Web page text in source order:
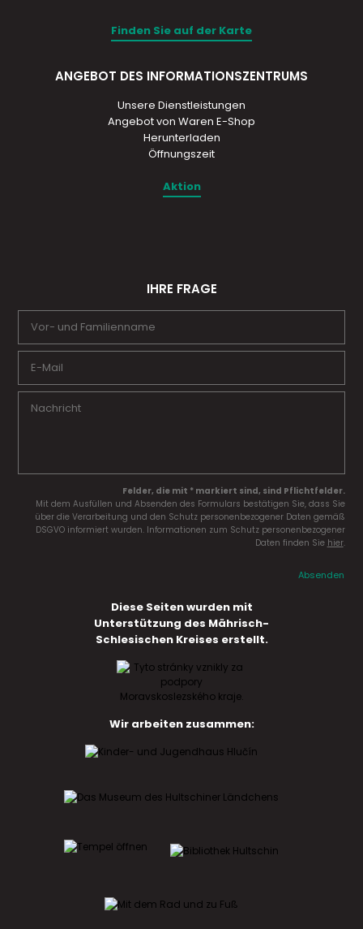
Finden Sie auf der Karte
ANGEBOT DES INFORMATIONSZENTRUMS
Unsere Dienstleistungen
Angebot von Waren E-Shop
Herunterladen
Öffnungszeit
Aktion
IHRE FRAGE
Felder, die mit * markiert sind, sind Pflichtfelder.
Mit dem Ausfüllen und Absenden des Formulars bestätigen Sie, dass Sie
über die Verarbeitung und den Schutz personenbezogener Daten gemäß
DSGVO informiert wurden. Informationen zum Schutz personenbezogener
Daten finden Sie hier.
Absenden
Diese Seiten wurden mit
Unterstützung des Mährisch-
Schlesischen Kreises erstellt.
Wir arbeiten zusammen: